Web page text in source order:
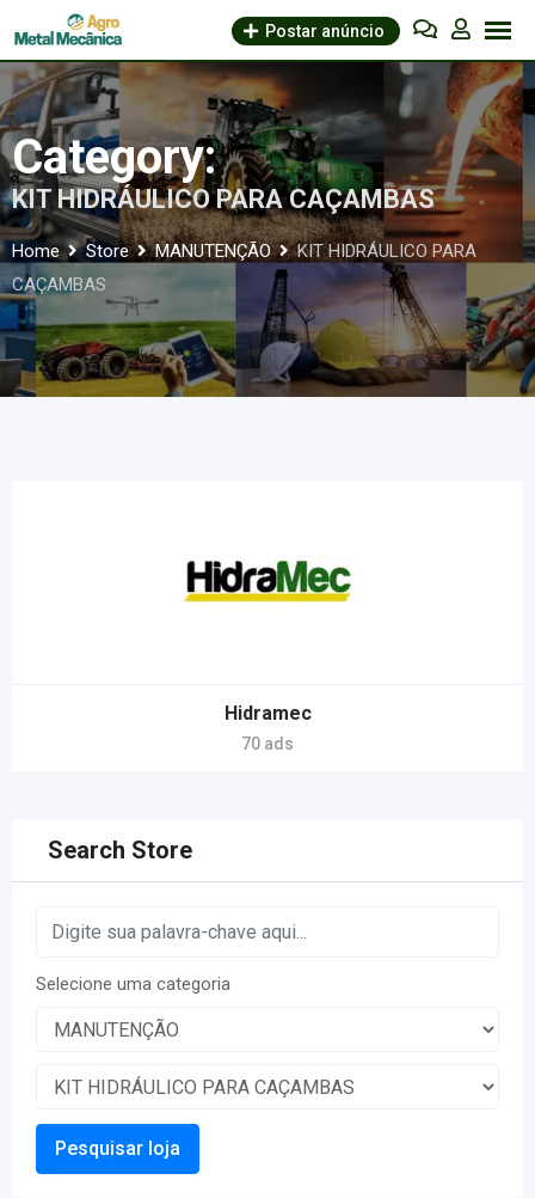
to
content
Postar anúncio
Category:
KIT HIDRÁULICO PARA CAÇAMBAS
Home Store MANUTENÇÃO
KIT HIDRÁULICO PARA
CAÇAMBAS
Hidramec
70 ads
Search Store
Selecione uma categoria
Pesquisar loja